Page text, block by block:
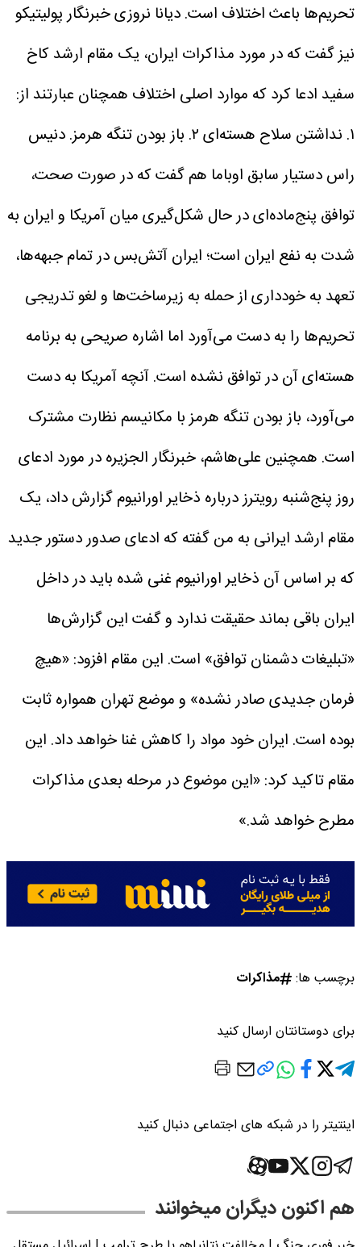
تحریم‌ها باعث اختلاف است. دیانا نروزی خبرنگار پولیتیکو
نیز گفت که در مورد مذاکرات ایران، یک مقام ارشد کاخ
سفید ادعا کرد که موارد اصلی اختلاف همچنان عبارتند از:
۱. نداشتن سلاح هسته‌ای ۲. باز بودن تنگه هرمز.
دنیس
راس دستیار سابق اوباما هم گفت که در صورت صحت،
توافق پنج‌ماده‌ای در حال شکل‌گیری میان آمریکا و ایران به
شدت به نفع ایران است؛ ایران آتش‌بس در تمام جبهه‌ها،
تعهد به خودداری از حمله به زیرساخت‌ها و لغو تدریجی
تحریم‌ها را به دست می‌آورد اما اشاره صریحی به برنامه
هسته‌ای آن در توافق نشده است. آنچه آمریکا به دست
می‌آورد، باز بودن تنگه هرمز با مکانیسم نظارت مشترک
است. همچنین علی‌هاشم، خبرنگار الجزیره در مورد ادعای
روز پنج‌شنبه رویترز درباره ذخایر اورانیوم گزارش داد، یک
مقام ارشد ایرانی به من گفته که ادعای صدور دستور جدید
که بر اساس آن ذخایر اورانیوم غنی شده باید در داخل
ایران باقی بماند حقیقت ندارد و گفت این گزارش‌ها
«تبلیغات دشمنان توافق» است. این مقام افزود: «هیچ
فرمان جدیدی صادر نشده» و موضع تهران همواره ثابت
بوده است. ایران خود مواد را کاهش غنا خواهد داد. این
مقام تاکید کرد: «این موضوع در مرحله بعدی مذاکرات
مطرح خواهد شد.»
برچسب ها: مذاکرات
برای دوستانتان ارسال کنید
اینتیتر را در شبکه های اجتماعی دنبال کنید
هم اکنون دیگران میخوانند